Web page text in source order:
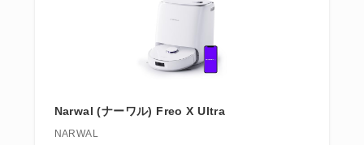
Narwal (ナーワル) Freo X Ultra
NARWAL